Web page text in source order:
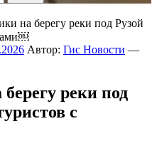
на берегу реки под Рузой
Автор: Гис Новости —
реки под
с